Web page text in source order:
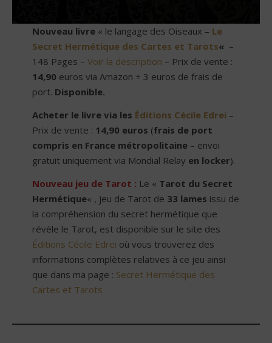
Nouveau livre« le langage des Oiseaux – Le
Secret Hermétique des Cartes et Tarots« –
148 Pages – Voir la description – Prix de vente :
14,90 euros via Amazon + 3 euros de frais de
port. Disponible.
Acheter le livre via les Éditions Cécile Edrei –
Prix de vente : 14,90 euros (frais de port
compris en France métropolitaine– envoi
gratuit uniquement via Mondial Relay en locker).
Nouveau jeu de Tarot : Le « Tarot du Secret
Hermétique« , jeu de Tarot de 33 lames issu de
la compréhension du secret hermétique que
révèle le Tarot, est disponible sur le site des
Éditions Cécile Edrei où vous trouverez des
informations complètes relatives à ce jeu ainsi
que dans ma page : Secret Hermétique des
Cartes et Tarots